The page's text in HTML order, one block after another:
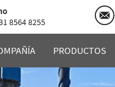
8564 8255
PRODUCTOS